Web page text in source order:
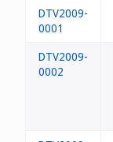
DTV2009-
0001
DTV2009-
0002